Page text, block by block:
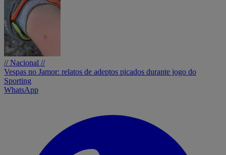
// Nacional //
Vespas no Jamor: relatos de adeptos picados durante jogo do
Sporting
WhatsApp